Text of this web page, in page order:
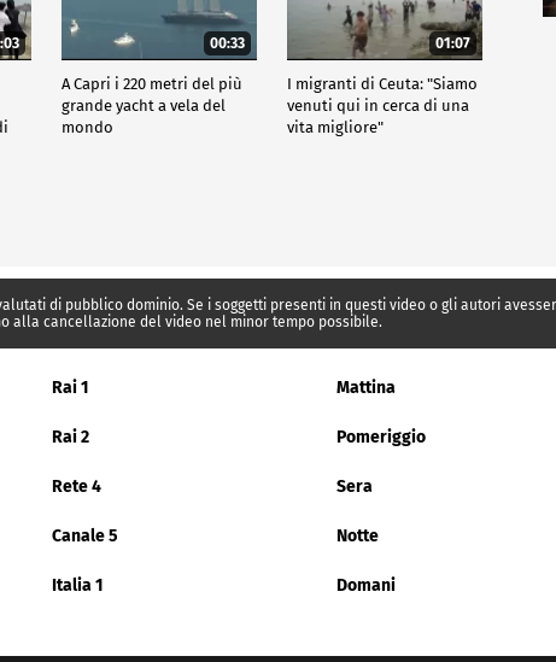
00:33
A Capri i 220 metri del più
grande yacht a vela del
mondo
01:07
I migranti di Ceuta: "Siamo
venuti qui in cerca di una
vita migliore"
di pubblico dominio. Se i soggetti presenti in questi video o gli autori
alla cancellazione del video nel minor tempo possibile.
Rai 1 Mattina
Rai 2 Pomeriggio
Rete 4 Sera
Canale 5 Notte
Italia 1 Domani